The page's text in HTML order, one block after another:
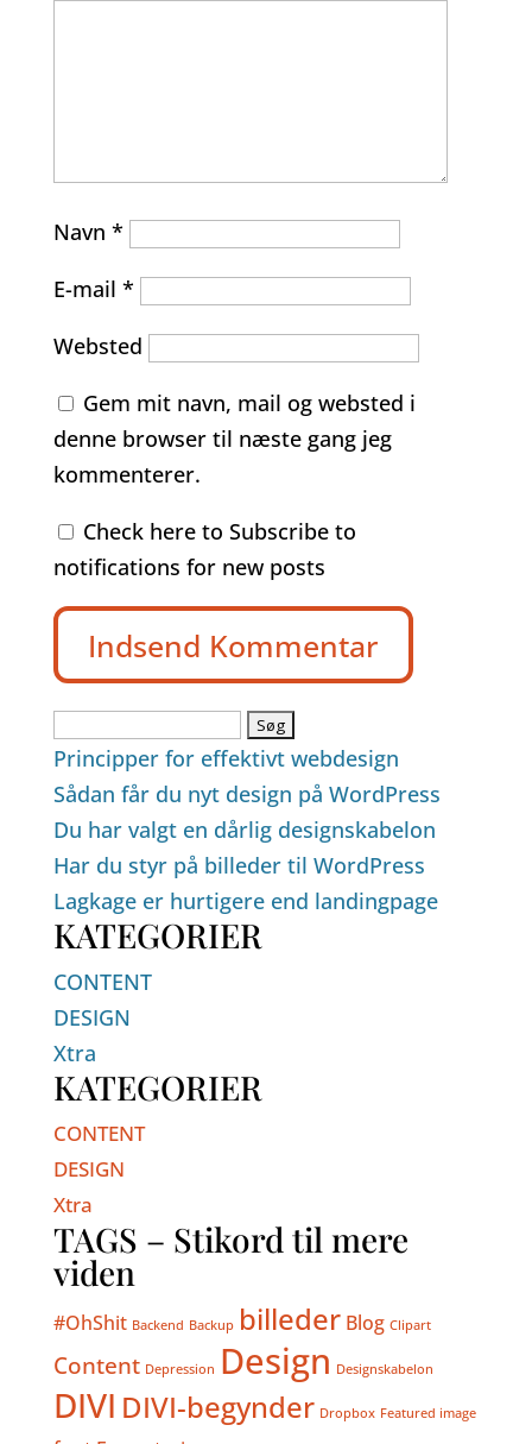
Navn *
E-mail *
Websted
Gem mit navn, mail og websted i
denne browser til næste gang jeg
kommenterer.
Check here to Subscribe to
notifications for new posts
Søg
efter:
Principper for effektivt webdesign
Sådan får du nyt design på WordPress
Du har valgt en dårlig designskabelon
Har du styr på billeder til WordPress
Lagkage er hurtigere end landingpage
KATEGORIER
CONTENT
DESIGN
Xtra
KATEGORIER
CONTENT
DESIGN
Xtra
TAGS – Stikord til mere
viden
#OhShit Backend Backup billeder Blog Clipart
Content Depression Design Designskabelon
DIVI DIVI-begynder Dropbox Featured image